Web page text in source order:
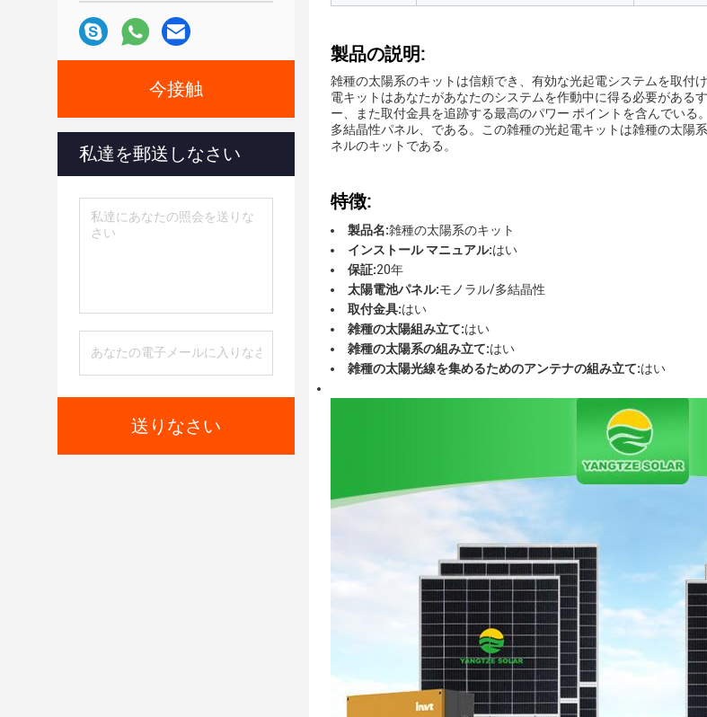
今接触
私達を郵送しなさい
送りなさい
製品の説明:
雑種の太陽系のキットは信頼でき、有効な光起電システムを取付
電キットはあなたがあなたのシステムを作動中に得る必要がある
ー、また取付金具を追跡する最高のパワー ポイントを含んでい
多結晶性パネル、である。この雑種の光起電キットは雑種の太陽
ネルのキットである。
特徴:
製品名:雑種の太陽系のキット
インストール マニュアル:はい
保証:20年
太陽電池パネル:モノラル/多結晶性
取付金具:はい
雑種の太陽組み立て:はい
雑種の太陽系の組み立て:はい
雑種の太陽光線を集めるためのアンテナの組み立て:はい